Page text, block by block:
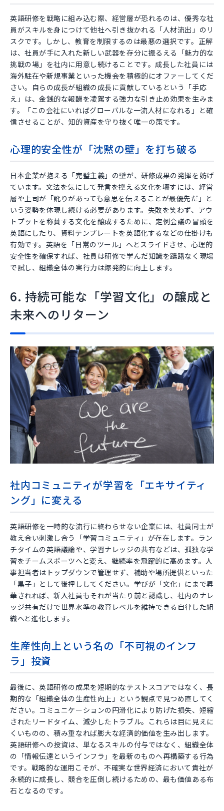
英語研修を戦略に組み込む際、経営層が恐れるのは、優秀な社
員がスキルを身につけて他社へ引き抜かれる「人材流出」のリ
スクです。しかし、教育を制限するのは最悪の選択です。正解
は、社員が手に入れた新しい武器を存分に振るえる「魅力的な
挑戦の場」を社内に用意し続けることです。成長した社員には
海外駐在や新規事業といった機会を積極的にオファーしてくだ
さい。自らの成長が組織の成長に貢献しているという「手応
え」は、金銭的な報酬を凌駕する強力な引き止め効果を生みま
す。「この会社にいればグローバルな一流人材になれる」と確
信させることが、知的資産を守り抜く唯一の策です。
心理的安全性が「沈黙の壁」を打ち破る
日本企業が抱える「完璧主義」の壁が、研修成果の発揮を妨げ
ています。文法を気にして発言を控える文化を壊すには、経営
層や上司が「訛りがあっても意思を伝えることが最優先だ」と
いう姿勢を体現し続ける必要があります。失敗を笑わず、アウ
トプットを称賛する文化を醸成するために、定例会議の冒頭を
英語にしたり、資料テンプレートを英語化するなどの仕掛けも
有効です。英語を「日常のツール」へとスライドさせ、心理的
安全性を確保すれば、社員は研修で学んだ知識を躊躇なく現場
で試し、組織全体の実行力は爆発的に向上します。
6. 持続可能な「学習文化」の醸成と
未来へのリターン
社内コミュニティが学習を「エキサイティ
ング」に変える
英語研修を一時的な流行に終わらせない企業には、社員同士が
教え合い刺激し合う「学習コミュニティ」が存在します。ラン
チタイムの英語議論や、学習ナレッジの共有などは、孤独な学
習をチームスポーツへと変え、継続率を飛躍的に高めます。人
事担当者はトップダウンで管理せず、補助や場所提供といった
「黒子」として後押ししてください。学びが「文化」にまで昇
華されれば、新入社員もそれが当たり前と認識し、社内のナレ
ッジ共有だけで世界水準の教育レベルを維持できる自律した組
織へと進化します。
生産性向上という名の「不可視のインフ
ラ」投資
最後に、英語研修の成果を短期的なテストスコアではなく、長
期的な「組織全体の生産性向上」という観点で見つめ直してく
ださい。コミュニケーションの円滑化により防げた損失、短縮
されたリードタイム、減少したトラブル。これらは目に見えに
くいものの、積み重なれば膨大な経済的価値を生み出します。
英語研修への投資は、単なるスキルの付与ではなく、組織全体
の「情報伝達というインフラ」を最新のものへ再構築する行為
です。戦略的な運用こそが、不確実な世界経済において貴社が
永続的に成長し、競合を圧倒し続けるための、最も価値ある布
石となるのです。